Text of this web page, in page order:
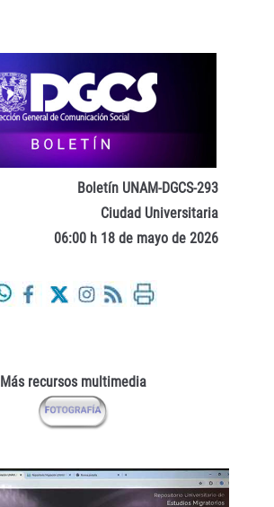
Boletín UNAM-DGCS-293
Ciudad Universitaria
06:00 h 18 de mayo de 2026
Más recursos multimedia